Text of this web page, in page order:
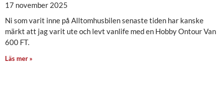
17 november 2025
Ni som varit inne på Alltomhusbilen senaste tiden har kanske
märkt att jag varit ute och levt vanlife med en Hobby Ontour Van
600 FT.
Läs mer »